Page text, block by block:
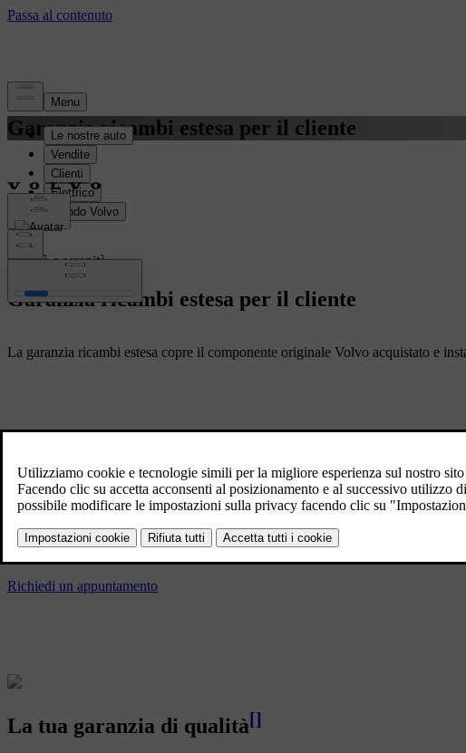
Garanzia ricambi estesa per il cliente
Qualità e serenità
Garanzia ricambi estesa per il cliente
La garanzia ricambi estesa copre il componente originale Volvo acquistato e
Un po' di serenità in più
Affidati ad un’officina della Rete Autorizzata Volvo e conta su servizi di
Richiedi un appuntamento
La tua garanzia di qualità[]